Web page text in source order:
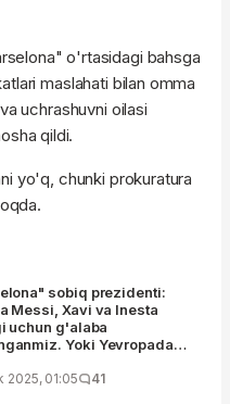
o'rtasidagi bahsga
maslahati bilan omma
uchrashuvni oilasi
qildi.
yo'q, chunki prokuratura
sobiq prezidenti:
Messi, Xavi va Inesta
uchun g'alaba
Yoki Yevropada
2025, 01:05 41